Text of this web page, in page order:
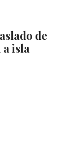
de
isla